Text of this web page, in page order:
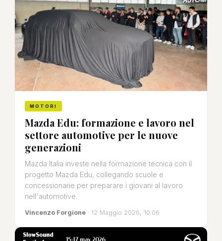
MOTORI
Mazda Edu: formazione e lavoro nel
settore automotive per le nuove
generazioni
Mazda Italia investe nella formazione tecnica con il
progetto Mazda Edu, collegando scuole e
concessionarie per preparare i giovani al lavoro
nell'automotive.
Vincenzo Forgione · 12 Maggio 2026, 10:06